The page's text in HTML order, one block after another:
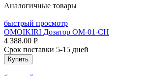
Аналогичные товары
быстрый просмотр
OMOIKIRI Дозатор OM-01-CH
4 388.00 Р
Срок поставки 5-15 дней
Купить